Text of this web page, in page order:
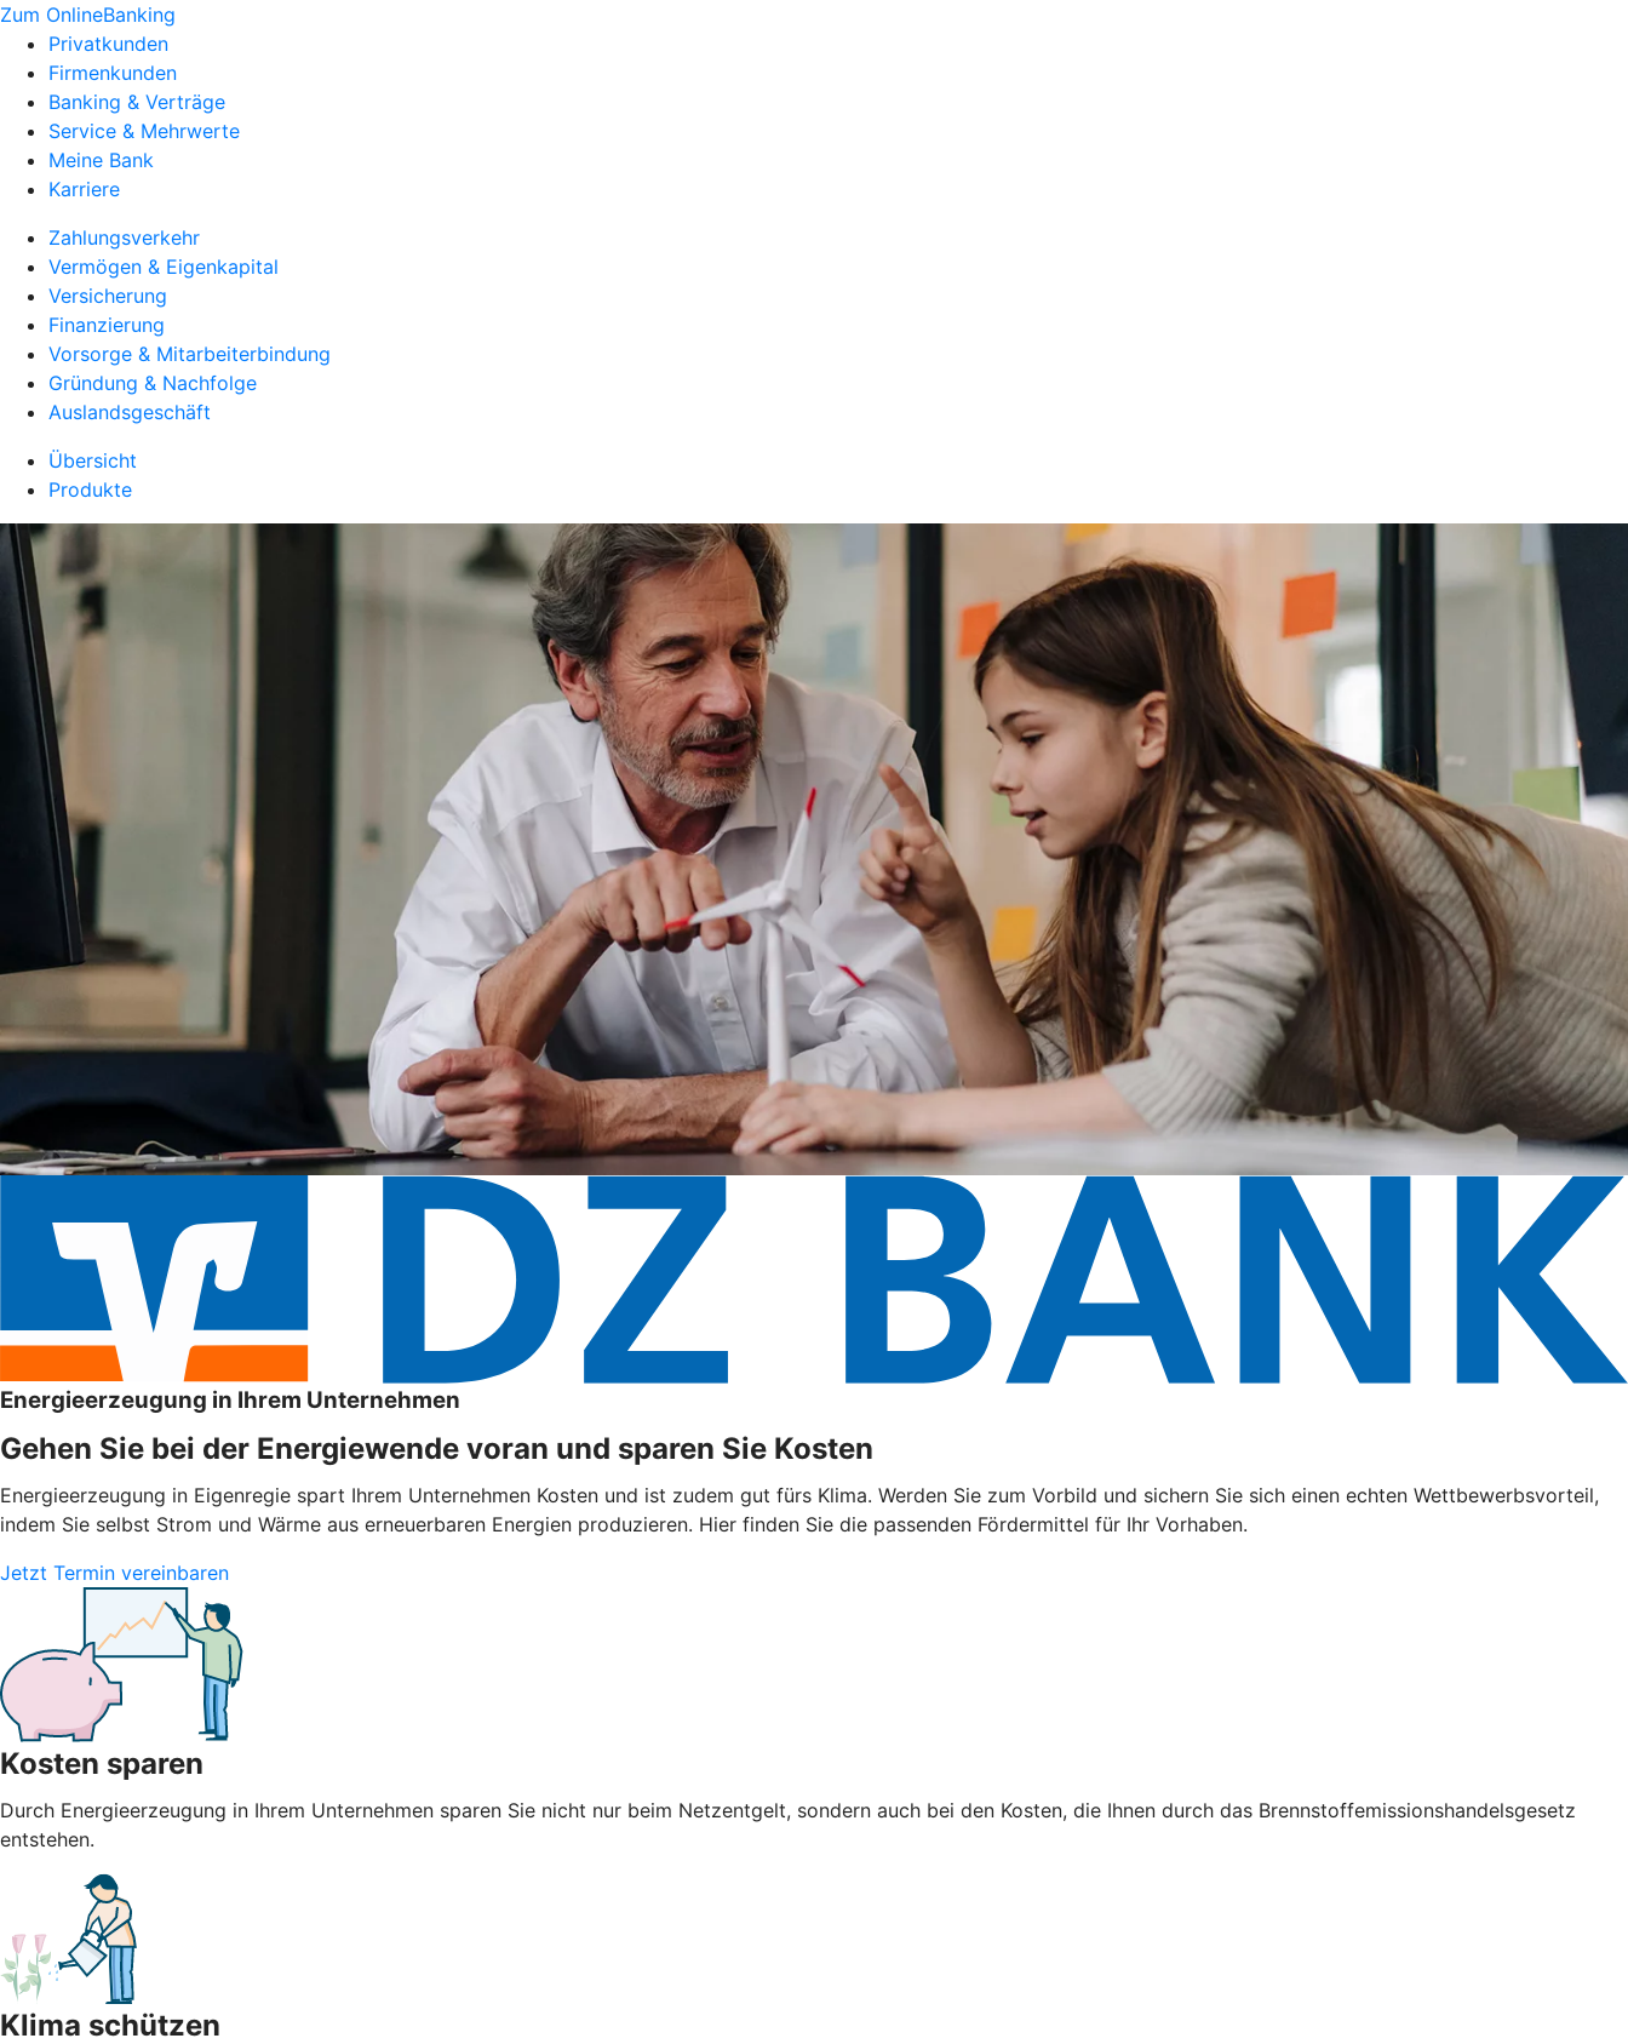
Zum OnlineBanking
Privatkunden
Firmenkunden
Banking & Verträge
Service & Mehrwerte
Meine Bank
Karriere
Zahlungsverkehr
Vermögen & Eigenkapital
Versicherung
Finanzierung
Vorsorge & Mitarbeiterbindung
Gründung & Nachfolge
Auslandsgeschäft
Übersicht
Produkte
Energieerzeugung in Ihrem Unternehmen
Gehen Sie bei der Energiewende voran und sparen Sie Kosten
Energieerzeugung in Eigenregie spart Ihrem Unternehmen Kosten und ist zudem gut fürs Klima. Werden Sie zum Vorbild und sichern Sie sich einen echten Wettbewerbsvorteil,
indem Sie selbst Strom und Wärme aus erneuerbaren Energien produzieren. Hier finden Sie die passenden Fördermittel für Ihr Vorhaben.
Jetzt Termin vereinbaren
Kosten sparen
Durch Energieerzeugung in Ihrem Unternehmen sparen Sie nicht nur beim Netzentgelt, sondern auch bei den Kosten, die Ihnen durch das Brennstoffemissionshandelsgesetz
entstehen.
Klima schützen